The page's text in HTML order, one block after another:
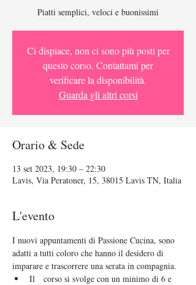
Piatti semplici, veloci e buonissimi
Ci dispiace, non ci sono più posti per
questo corso. Contattami per
verificare la disponibilità.
Guarda gli altri corsi
Orario & Sede
13 set 2023, 19:30 – 22:30
Lavis, Via Peratoner, 15, 38015 Lavis TN, Italia
L'evento
I nuovi appuntamenti di Passione Cucina, sono
adatti a tutti coloro che hanno il desidero di
imparare e trascorrere una serata in compagnia.
Il   corso si svolge con un minimo di 6 e